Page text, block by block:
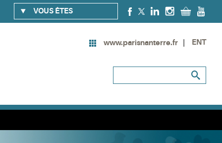
VOUS ÊTES
www.parisnanterre.fr ENT